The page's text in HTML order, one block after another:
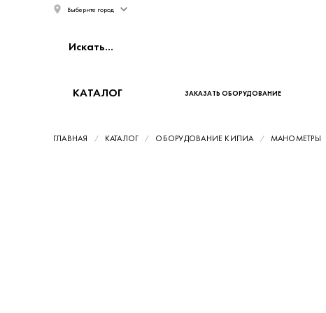
Выберите город
КАТАЛОГ ЗАКАЗАТЬ ОБОРУДОВАНИЕ
ГЛАВНАЯ КАТАЛОГ ОБОРУДОВАНИЕ КИПИА МАНОМЕТРЫ